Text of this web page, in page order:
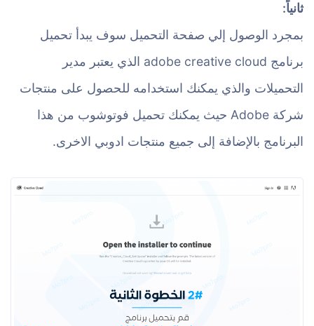
ثانياً:
بمجرد الوصول إلي صفحة التحميل سوف يبدأ تحميل
برنامج adobe creative cloud الذي يعتبر مدير
التحميلات والذي يمكنك استخدامه للحصول على منتجات
شركة Adobe حيث يمكنك تحميل فوتوشوب من هذا
البرنامج بالإضافة إلى جميع منتجات ادوبي الاخرى.